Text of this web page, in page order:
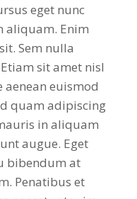
eget nunc
aliquam. Enim
Sem nulla
sit amet nisl
euismod
quam adipiscing
in aliquam
augue. Eget
bibendum at
Penatibus et